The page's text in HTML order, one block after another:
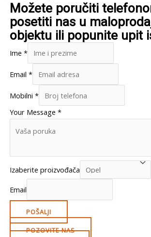
Možete poručiti
posetiti nas u
objektu ili popunite upit
Ime *
Email *
Mobilni *
Your Message *
Izaberite proizvođača
Email
POŠALJI
POZOVITE NAS